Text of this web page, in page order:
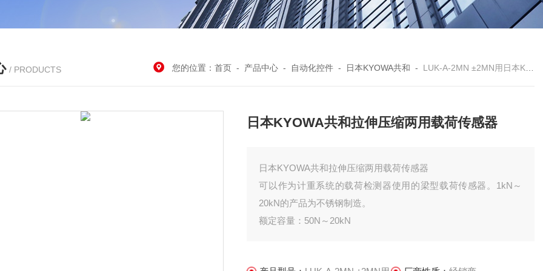
/ PRODUCTS 您的位置：首页 - 产品中心 - 自动化控件 - 日本KYOWA共和 - LUK-A-2MN ±2MN用日本KYOWA共和拉伸压缩两用载荷传感器
日本KYOWA共和拉伸压缩两用载荷传感器
日本KYOWA共和拉伸压缩两用载荷传感器
可以作为计重系统的载荷检测器使用的梁型载荷传感器。1kN～
20kN的产品为不锈钢制造。
额定容量：50N～20kN